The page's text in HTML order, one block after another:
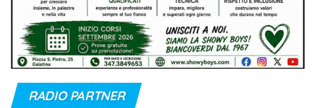
RADIO PARTNER